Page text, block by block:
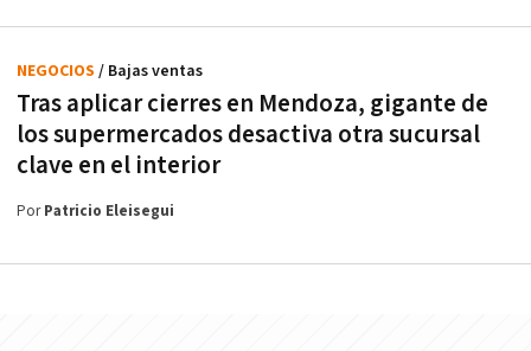
Tras aplicar cierres en Mendoza, gigante de
los supermercados desactiva otra sucursal
clave en el interior
NEGOCIOS / Bajas ventas
PorPatricio Eleisegui